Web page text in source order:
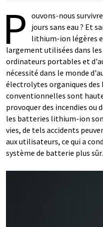
P ouvons-nous
jours sans eau ? Et
lithium-ion légères
largement utilisées dans
ordinateurs portables et
nécessité dans le monde
électrolytes organiques
conventionnelles sont
provoquer des incendies ou
les batteries lithium-ion
vies, de tels accidents
aux utilisateurs, ce qui a
système de batterie plus sûr.